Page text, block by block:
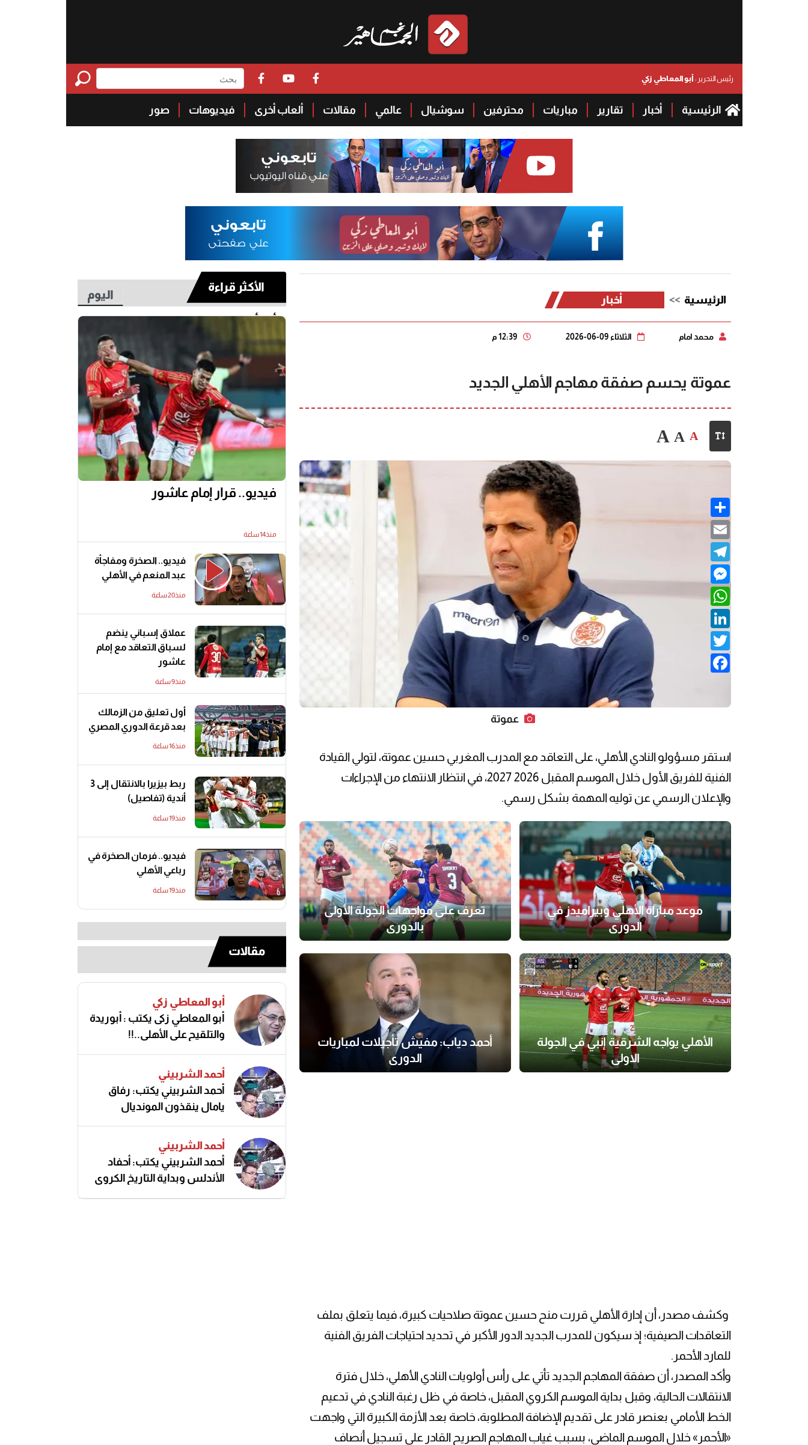
رئيس التحرير :أبو المعاطي زكي
الرئيسية أخبار تقارير مباريات محترفين سوشيال عالمي مقالات ألعاب أخرى فيديوهات صور
الرئيسية أخبار
محمد امام الثلاثاء 09-06-2026 12:39 م
عموتة يحسم صفقة مهاجم الأهلي الجديد
A
A
A
Share
Email
Telegram
Messenger
WhatsApp
LinkedIn
Twitter
Facebook
عموتة
استقر مسؤولو النادي الأهلي، على التعاقد مع المدرب المغربي حسين عموتة، لتولي القيادة
الفنية للفريق الأول خلال الموسم المقبل 2026 2027، في انتظار الانتهاء من الإجراءات
والإعلان الرسمي عن توليه المهمة بشكل رسمي.
موعد مباراة الأهلي وبيراميدز في
الدوري
تعرف على مواجهات الجولة الأولى
بالدوري
الأهلي يواجه الشرقية إنبي في الجولة
الاولى
أحمد دياب: مفيش تأجيلات لمباريات
الدوري
وكشف مصدر، أن إدارة الأهلي قررت منح حسين عموتة صلاحيات كبيرة، فيما يتعلق بملف
التعاقدات الصيفية؛ إذ سيكون للمدرب الجديد الدور الأكبر في تحديد احتياجات الفريق الفنية
للمارد الأحمر.
وأكد المصدر، أن صفقة المهاجم الجديد تأتي على رأس أولويات النادي الأهلي، خلال فترة
الانتقالات الحالية، وقبل بداية الموسم الكروي المقبل، خاصة في ظل رغبة النادي في تدعيم
الخط الأمامي بعنصر قادر على تقديم الإضافة المطلوبة، خاصة بعد الأزمة الكبيرة التي واجهت
«الأحمر» خلال الموسم الماضي، بسبب غياب المهاجم الصريح القادر علي تسجيل أنصاف
الأكثر قراءة
اليوم
أخر أسبوع
فيديو.. قرار إمام عاشور
منذ14 ساعة
فيديو.. الصخرة ومفاجأة
عبد المنعم في الأهلي
منذ20 ساعة
عملاق إسباني ينضم
لسباق التعاقد مع إمام
عاشور
منذ9 ساعة
أول تعليق من الزمالك
بعد قرعة الدوري المصري
منذ16 ساعة
ربط بيزيرا بالانتقال إلى 3
أندية (تفاصيل)
منذ19 ساعة
فيديو.. فرمان الصخرة في
رباعي الأهلي
منذ19 ساعة
مقالات
أبو المعاطي زكي
أبو المعاطي زكى يكتب : أبوريدة
والتلقيح على الأهلى..!!
أحمد الشربيني
أحمد الشربيني يكتب: رفاق
يامال ينقذون المونديال
أحمد الشربيني
أحمد الشربيني يكتب: أحفاد
الأندلس وبداية التاريخ الكروي